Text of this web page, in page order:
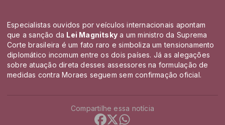
Especialistas ouvidos por veículos internacionais apontam
que a sanção da Lei Magnitsky a um ministro da Suprema
Corte brasileira é um fato raro e simboliza um tensionamento
diplomático incomum entre os dois países. Já as alegações
sobre atuação direta desses assessores na formulação de
medidas contra Moraes seguem sem confirmação oficial.
Compartilhe essa notícia